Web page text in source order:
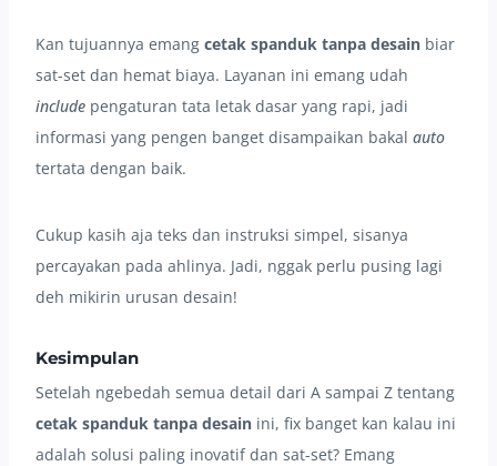
Kan tujuannya emang cetak spanduk tanpa desain biar
sat-set dan hemat biaya. Layanan ini emang udah
include pengaturan tata letak dasar yang rapi, jadi
informasi yang pengen banget disampaikan bakal auto
tertata dengan baik.
Cukup kasih aja teks dan instruksi simpel, sisanya
percayakan pada ahlinya. Jadi, nggak perlu pusing lagi
deh mikirin urusan desain!
Kesimpulan
Setelah ngebedah semua detail dari A sampai Z tentang
cetak spanduk tanpa desain ini, fix banget kan kalau ini
adalah solusi paling inovatif dan sat-set? Emang